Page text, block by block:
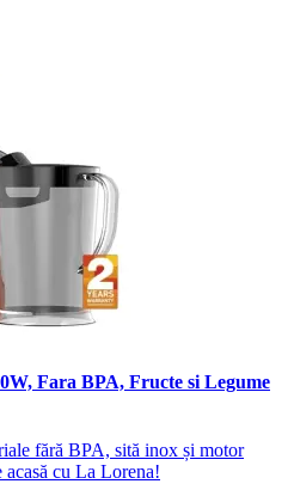
Fara BPA, Fructe si Legume
fără BPA, sită inox și motor
cu La Lorena!